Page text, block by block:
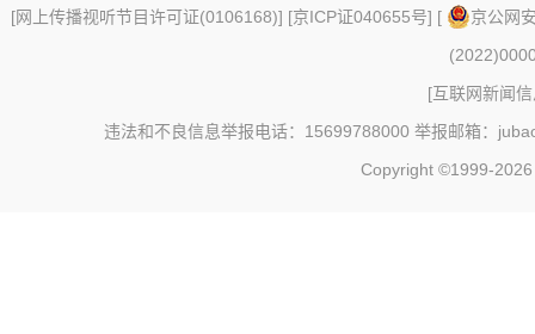
[网上传播视听节目许可证(0106168)] [京ICP证040655号] [
京公网
[互联网新闻
违法和不良信息举报电话：15699788000 举报邮箱：
Copyright ©1999-